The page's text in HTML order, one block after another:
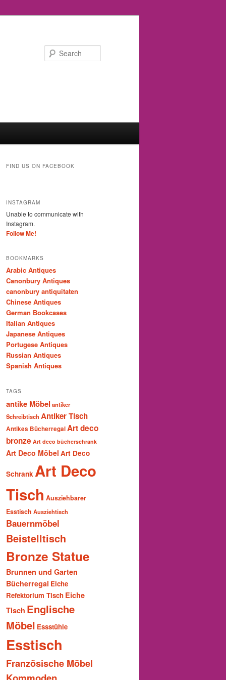
FIND US ON FACEBOOK
INSTAGRAM
Unable to communicate with
Instagram.
Follow Me!
BOOKMARKS
Arabic Antiques
Canonbury Antiques
canonbury antiquitaten
Chinese Antiques
German Bookcases
Italian Antiques
Japanese Antiques
Portugese Antiques
Russian Antiques
Spanish Antiques
TAGS
antike Möbel antiker
Schreibtisch Antiker Tisch
Antikes BücherregalArt deco
bronze Art deco bücherschrank
Art Deco Möbel Art Deco
Schrank Art Deco
Tisch Ausziehbarer
Esstisch Ausziehtisch
Bauernmöbel
Beistelltisch
Bronze Statue
Brunnen und Garten
Bücherregal Eiche
Refektorium Tisch Eiche
Tisch Englische
Möbel Essstühle
Esstisch
Französische Möbel